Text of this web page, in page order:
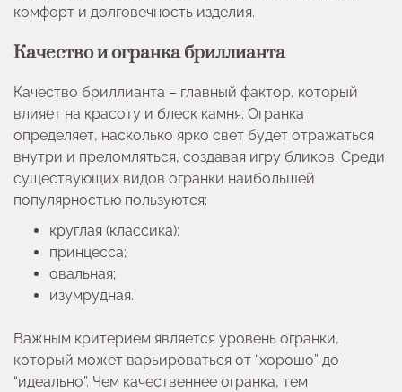
комфорт и долговечность изделия.
Качество и огранка бриллианта
Качество бриллианта – главный фактор, который
влияет на красоту и блеск камня. Огранка
определяет, насколько ярко свет будет отражаться
внутри и преломляться, создавая игру бликов. Среди
существующих видов огранки наибольшей
популярностью пользуются:
круглая (классика);
принцесса;
овальная;
изумрудная.
Важным критерием является уровень огранки,
который может варьироваться от “хорошо” до
“идеально”. Чем качественнее огранка, тем